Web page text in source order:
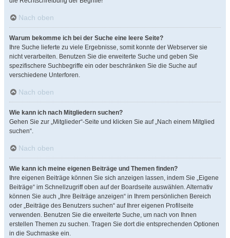
Nach oben
Warum bekomme ich bei der Suche eine leere Seite?
Ihre Suche lieferte zu viele Ergebnisse, somit konnte der Webserver sie
nicht verarbeiten. Benutzen Sie die erweiterte Suche und geben Sie
spezifischere Suchbegriffe ein oder beschränken Sie die Suche auf
verschiedene Unterforen.
Nach oben
Wie kann ich nach Mitgliedern suchen?
Gehen Sie zur „Mitglieder“-Seite und klicken Sie auf „Nach einem Mitglied
suchen“.
Nach oben
Wie kann ich meine eigenen Beiträge und Themen finden?
Ihre eigenen Beiträge können Sie sich anzeigen lassen, indem Sie „Eigene
Beiträge“ im Schnellzugriff oben auf der Boardseite auswählen. Alternativ
können Sie auch „Ihre Beiträge anzeigen“ in Ihrem persönlichen Bereich
oder „Beiträge des Benutzers suchen“ auf Ihrer eigenen Profilseite
verwenden. Benutzen Sie die erweiterte Suche, um nach von Ihnen
erstellen Themen zu suchen. Tragen Sie dort die entsprechenden Optionen
in die Suchmaske ein.